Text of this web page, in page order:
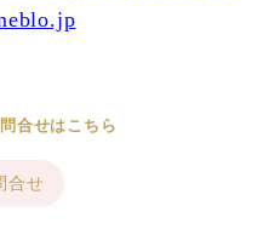
合せはこちら
合せ